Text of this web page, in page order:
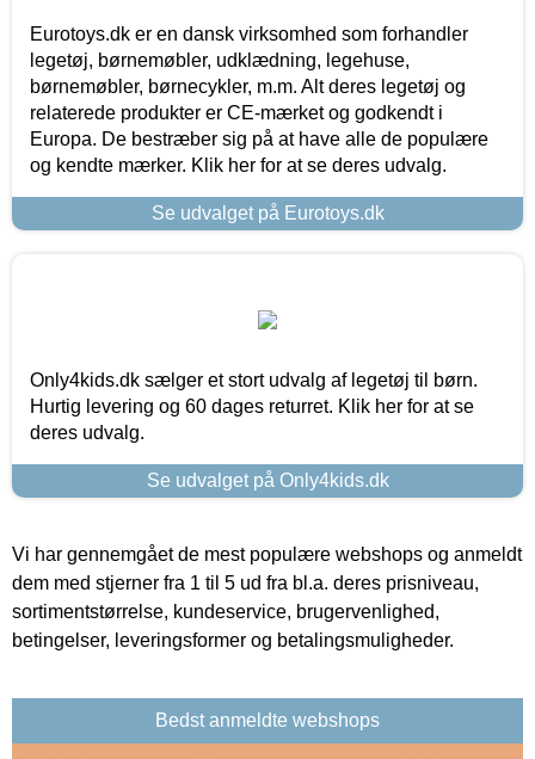
Eurotoys.dk er en dansk virksomhed som forhandler
legetøj, børnemøbler, udklædning, legehuse,
børnemøbler, børnecykler, m.m. Alt deres legetøj og
relaterede produkter er CE-mærket og godkendt i
Europa. De bestræber sig på at have alle de populære
og kendte mærker. Klik her for at se deres udvalg.
Se udvalget på Eurotoys.dk
Only4kids.dk sælger et stort udvalg af legetøj til børn.
Hurtig levering og 60 dages returret. Klik her for at se
deres udvalg.
Se udvalget på Only4kids.dk
Vi har gennemgået de mest populære webshops og anmeldt
dem med stjerner fra 1 til 5 ud fra bl.a. deres prisniveau,
sortimentstørrelse, kundeservice, brugervenlighed,
betingelser, leveringsformer og betalingsmuligheder.
Bedst anmeldte webshops